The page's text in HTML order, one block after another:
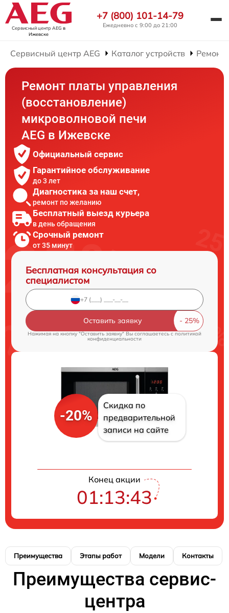
Сервисный центр AEG в
Ижевске
+7 (800) 101-14-79
Ежедневно с 9:00 до 21:00
Сервисный центр AEG Каталог устройств Ремонт
Ремонт платы управления
(восстановление)
микроволновой печи
AEG в Ижевске
Официальный сервис
Гарантийное обслуживание
до 3 лет
Диагностика за наш счет,
ремонт по желанию
Бесплатный выезд курьера
в день обращения
Срочный ремонт
от 35 минут
Бесплатная консультация со
специалистом
Оставить заявку
Нажимая на кнопку "Оставить заявку" Вы соглашаетесь cполитикой
конфиденциальности
-20%
Скидка по
предварительной
записи на сайте
Конец акции
01:13:42
Преимущества Этапы работ Модели Контакты
Преимущества сервис-
центра